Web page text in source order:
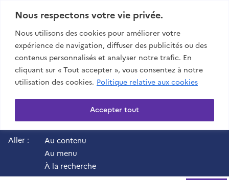
Nous respectons votre vie privée.
Nous utilisons des cookies pour améliorer votre
expérience de navigation, diffuser des publicités ou des
contenus personnalisés et analyser notre trafic. En
cliquant sur « Tout accepter », vous consentez à notre
utilisation des cookies. Politique relative aux cookies
Accepter tout
Aller :
Au contenu
Au menu
À la recherche